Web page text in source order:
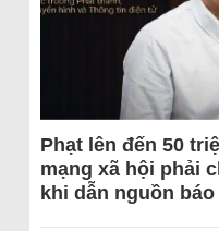
Phạt lên đến 50
mạng xã hội phải
khi dẫn nguồn